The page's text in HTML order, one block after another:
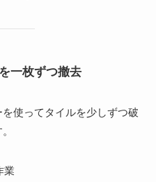
一枚ずつ撤去
使ってタイルを少しずつ破
業